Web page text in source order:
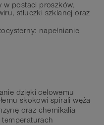
w postaci proszków,
stłuczki szklanej oraz
napełnianie
dzięki celowemu
skokowi spirali węża
oraz chemikalia